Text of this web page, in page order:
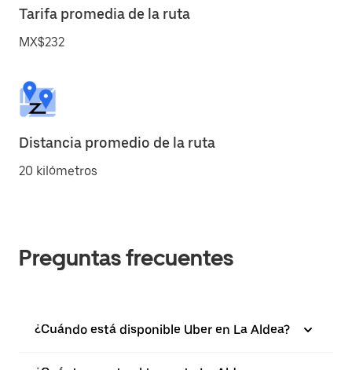
Tarifa promedia de la ruta
MX$232
Distancia promedio de la ruta
20 kilómetros
Preguntas frecuentes
¿Cuándo está disponible Uber en La Aldea?